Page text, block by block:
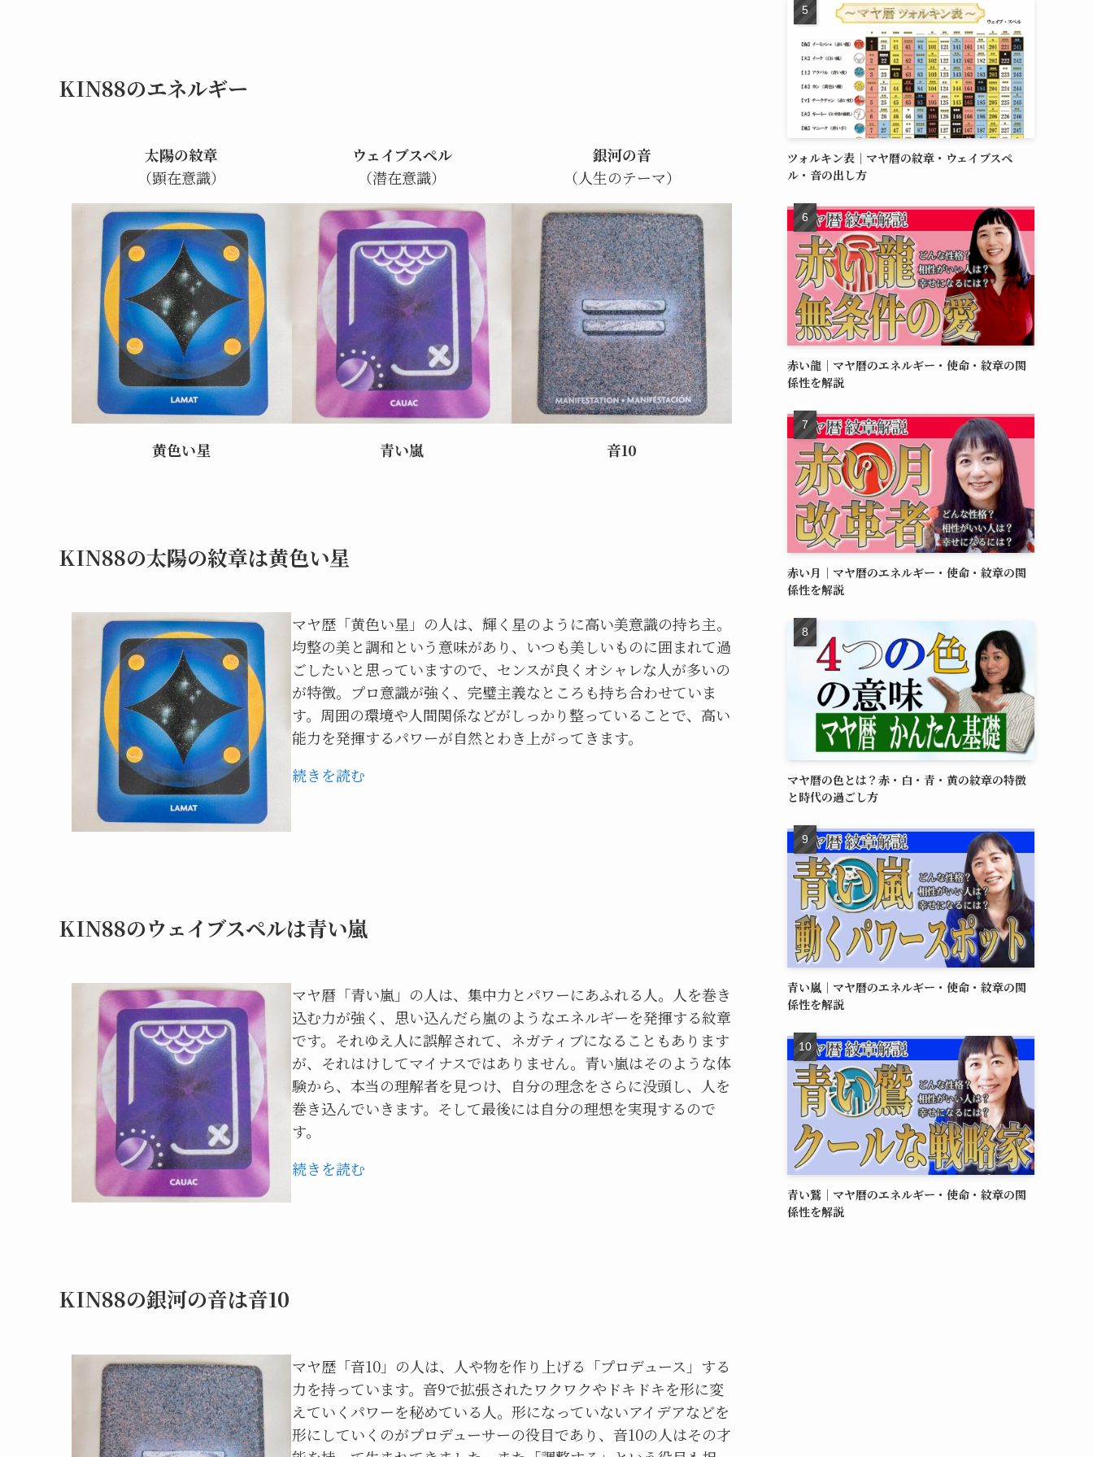
KIN88のエネルギー
太陽の紋章
（顕在意識）
黄色い星
ウェイブスペル
（潜在意識）
青い嵐
銀河の音
（人生のテーマ）
音10
KIN88の太陽の紋章は黄色い星
マヤ歴「黄色い星」の人は、輝く星のように高い美意識の持ち主。
均整の美と調和という意味があり、いつも美しいものに囲まれて過
ごしたいと思っていますので、センスが良くオシャレな人が多いの
が特徴。プロ意識が強く、完璧主義なところも持ち合わせていま
す。周囲の環境や人間関係などがしっかり整っていることで、高い
能力を発揮するパワーが自然とわき上がってきます。
続きを読む
KIN88のウェイブスペルは青い嵐
マヤ暦「青い嵐」の人は、集中力とパワーにあふれる人。人を巻き
込む力が強く、思い込んだら嵐のようなエネルギーを発揮する紋章
です。それゆえ人に誤解されて、ネガティブになることもあります
が、それはけしてマイナスではありません。青い嵐はそのような体
験から、本当の理解者を見つけ、自分の理念をさらに没頭し、人を
巻き込んでいきます。そして最後には自分の理想を実現するので
す。
続きを読む
KIN88の銀河の音は音10
マヤ歴「音10」の人は、人や物を作り上げる「プロデュース」する
力を持っています。音9で拡張されたワクワクやドキドキを形に変
えていくパワーを秘めている人。形になっていないアイデアなどを
形にしていくのがプロデューサーの役目であり、音10の人はその才
ツォルキン表｜マヤ暦の紋章・ウェイブスペ
ル・音の出し方
赤い龍｜マヤ暦のエネルギー・使命・紋章の関
係性を解説
赤い月｜マヤ暦のエネルギー・使命・紋章の関
係性を解説
マヤ暦の色とは？赤・白・青・黄の紋章の特徴
と時代の過ごし方
青い嵐｜マヤ暦のエネルギー・使命・紋章の関
係性を解説
青い鷲｜マヤ暦のエネルギー・使命・紋章の関
係性を解説